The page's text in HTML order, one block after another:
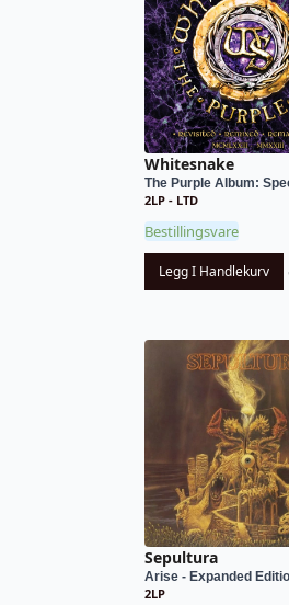
Whitesnake
The Purple Album:
2LP - LTD
Bestillingsvare
Legg I Handlekurv
Sepultura
Arise - Expanded
2LP